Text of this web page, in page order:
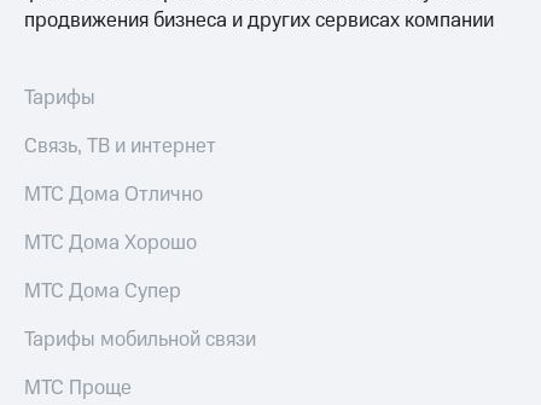
продвижения бизнеса и других сервисах компании
Тарифы
Связь, ТВ и интернет
МТС Дома Отлично
МТС Дома Хорошо
МТС Дома Супер
Тарифы мобильной связи
МТС Проще